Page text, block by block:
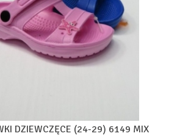
DZIEWCZĘCE (24-29) 6149 MIX